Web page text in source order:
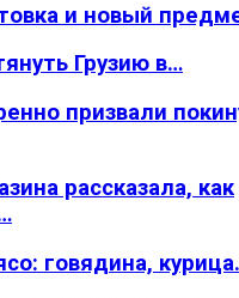
и новый
Грузию в…
призвали
рассказала, как
говядина,